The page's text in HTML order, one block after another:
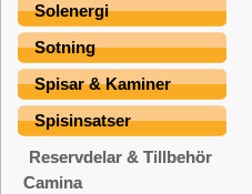
Solenergi
Sotning
Spisar & Kaminer
Spisinsatser
Reservdelar & Tillbehör
Camina